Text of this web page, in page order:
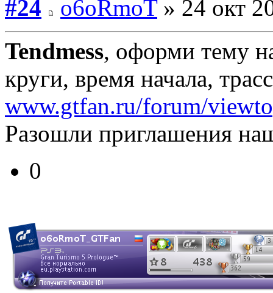
#24
o6oRmoT» 24 окт
Tendmess, оформи тему
круги, время начала,
www.gtfan.ru/forum/
Разошли приглашения
0